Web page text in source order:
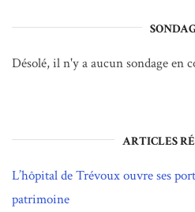
Désolé, il n'y a aucun sondage en
ARTICLES
L’hôpital de Trévoux ouvre ses
patrimoine